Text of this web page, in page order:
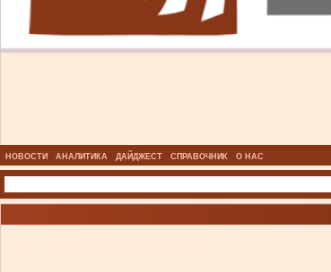
НОВОСТИ АНАЛИТИКА ДАЙДЖЕСТ СПРАВОЧНИК О НАС